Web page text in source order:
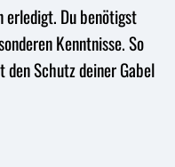
erledigt. Du benötigst
Kenntnisse. So
Schutz deiner Gabel